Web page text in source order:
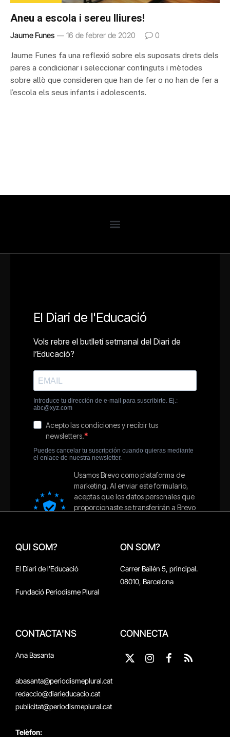
Aneu a escola i sereu lliures!
Jaume Funes 16 de febrer de 2020 0
Jaume Funes fa una reflexió sobre els suposats drets dels
pares a condicionar i seleccionar continguts i mètodes
sobre allò que consideren que han de fer o no han de fer a
l’escola els seus infants i adolescents.
QUI SOM?
El Diari de l'Educació
Fundació Periodisme Plural
ON SOM?
Carrer Bailén 5, principal.
08010, Barcelona
CONTACTA'NS
Ana Basanta
abasanta@periodismeplural.cat
redaccio@diarieducacio.cat
publicitat@periodismeplural.cat
Telèfon:
CONNECTA
X
InstagramFacebook
RSS